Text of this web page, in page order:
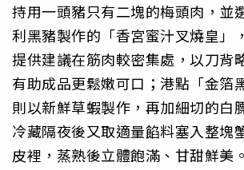
持用一頭豬只有二塊的梅頭肉，並
利黑豬製作的「香宮蜜汁叉燒皇」
提供建議在筋肉較密集處，以刀背
有助成品更鬆嫩可口；港點「金箔
則以新鮮草蝦製作，再加細切的白
冷藏隔夜後又取適量餡料塞入整塊
皮裡，蒸熟後立體飽滿、甘甜鮮美。